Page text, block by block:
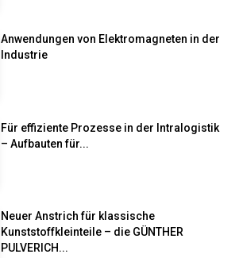
Anwendungen von Elektromagneten in der
Industrie
Für effiziente Prozesse in der Intralogistik
– Aufbauten für...
Neuer Anstrich für klassische
Kunststoffkleinteile – die GÜNTHER
PULVERICH...